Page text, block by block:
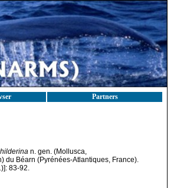
Partners
n. gen. (Mollusca,
du Béarn (Pyrénées-Atlantiques, France).
83-92.